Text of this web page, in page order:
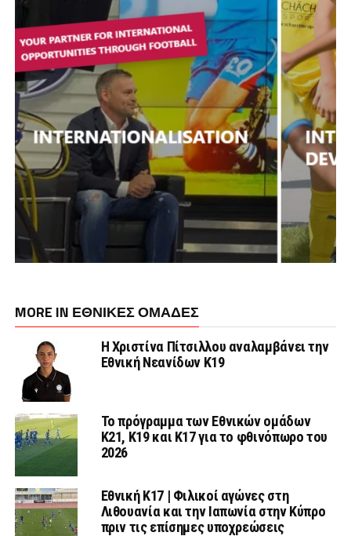
MORE IN ΕΘΝΙΚΕΣ ΟΜΑΔΕΣ
Η Χριστίνα Πίτσιλλου αναλαμβάνει την
Εθνική Νεανίδων Κ19
Το πρόγραμμα των Εθνικών ομάδων
Κ21, Κ19 και Κ17 για το φθινόπωρο του
2026
Εθνική K17 | Φιλικοί αγώνες στη
Λιθουανία και την Ιαπωνία στην Κύπρο
πριν τις επίσημες υποχρεώσεις